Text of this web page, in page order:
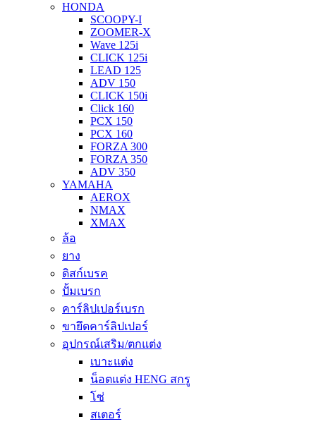
HONDA
SCOOPY-I
ZOOMER-X
Wave 125i
CLICK 125i
LEAD 125
ADV 150
CLICK 150i
Click 160
PCX 150
PCX 160
FORZA 300
FORZA 350
ADV 350
YAMAHA
AEROX
NMAX
XMAX
ล้อ
ยาง
ดิสก์เบรค
ปั้มเบรก
คาร์ลิปเปอร์เบรก
ขายึดคาร์ลิปเปอร์
อุปกรณ์เสริม/ตกแต่ง
เบาะแต่ง
น็อตแต่ง HENG สกรู
โซ่
สเตอร์